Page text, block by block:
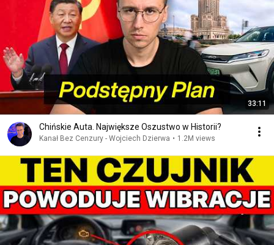
33:11
Chińskie Auta. Największe Oszustwo w Historii?
Kanał Bez Cenzury - Wojciech Dzierwa • 1.2M views